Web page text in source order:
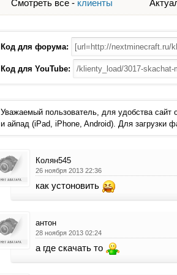
Смотреть все - клиенты
Код для форума:
Код для YouTube:
Уважаемый пользователь, для удобства
и айпад (iPad, iPhone, Android). Для загрузки
Колян545
26 ноября 2013 22:36
как устоновить
антон
28 ноября 2013 02:24
а где скачать то